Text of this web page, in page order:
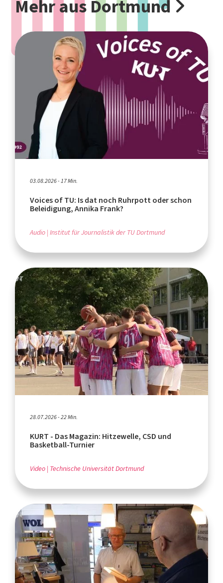
Mehr aus Dortmund
03.08.2026 - 17 Min.
Voices of TU: Is dat noch Ruhrpott oder schon
Beleidigung, Annika Frank?
Audio Institut für Journalistik der TU Dortmund
28.07.2026 - 22 Min.
KURT - Das Magazin: Hitzewelle, CSD und
Basketball-Turnier
Video Technische Universität Dortmund